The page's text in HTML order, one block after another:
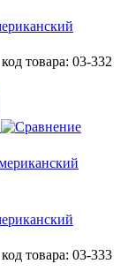
код товара: 03-332
код товара: 03-333